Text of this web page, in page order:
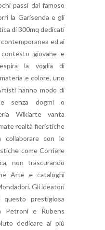
passi dal famoso
la Garisenda e gli
di 300mq dedicati
ed ai
giovane e
la voglia di
e colore, uno
hanno modo di
senza dogmi o
Wikiarte vanta
realtà fieristiche
collaborare con le
come Corriere
non trascurando
Arte e cataloghi
Gli ideatori
prestigiosa
Petroni e Rubens
dedicare ai più